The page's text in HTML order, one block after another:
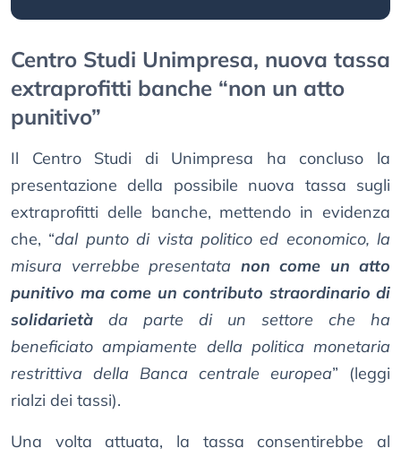
Centro Studi Unimpresa, nuova tassa
extraprofitti banche “non un atto
punitivo”
Il Centro Studi di Unimpresa ha concluso la
presentazione della possibile nuova tassa sugli
extraprofitti delle banche, mettendo in evidenza
che, “dal punto di vista politico ed economico, la
misura verrebbe presentata non come un atto
punitivo ma come un contributo straordinario di
solidarietà da parte di un settore che ha
beneficiato ampiamente della politica monetaria
restrittiva della Banca centrale europea” (leggi
rialzi dei tassi).
Una volta attuata, la tassa consentirebbe al